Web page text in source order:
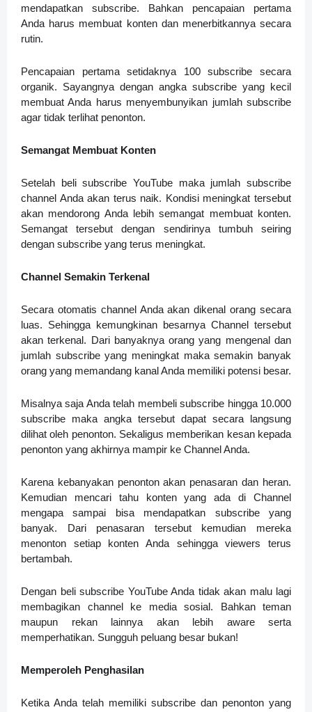
mendapatkan subscribe. Bahkan pencapaian pertama
Anda harus membuat konten dan menerbitkannya secara
rutin.
Pencapaian pertama setidaknya 100 subscribe secara
organik. Sayangnya dengan angka subscribe yang kecil
membuat Anda harus menyembunyikan jumlah subscribe
agar tidak terlihat penonton.
Semangat Membuat Konten
Setelah beli subscribe YouTube maka jumlah subscribe
channel Anda akan terus naik. Kondisi meningkat tersebut
akan mendorong Anda lebih semangat membuat konten.
Semangat tersebut dengan sendirinya tumbuh seiring
dengan subscribe yang terus meningkat.
Channel Semakin Terkenal
Secara otomatis channel Anda akan dikenal orang secara
luas. Sehingga kemungkinan besarnya Channel tersebut
akan terkenal. Dari banyaknya orang yang mengenal dan
jumlah subscribe yang meningkat maka semakin banyak
orang yang memandang kanal Anda memiliki potensi besar.
Misalnya saja Anda telah membeli subscribe hingga 10.000
subscribe maka angka tersebut dapat secara langsung
dilihat oleh penonton. Sekaligus memberikan kesan kepada
penonton yang akhirnya mampir ke Channel Anda.
Karena kebanyakan penonton akan penasaran dan heran.
Kemudian mencari tahu konten yang ada di Channel
mengapa sampai bisa mendapatkan subscribe yang
banyak. Dari penasaran tersebut kemudian mereka
menonton setiap konten Anda sehingga viewers terus
bertambah.
Dengan beli subscribe YouTube Anda tidak akan malu lagi
membagikan channel ke media sosial. Bahkan teman
maupun rekan lainnya akan lebih aware serta
memperhatikan. Sungguh peluang besar bukan!
Memperoleh Penghasilan
Ketika Anda telah memiliki subscribe dan penonton yang